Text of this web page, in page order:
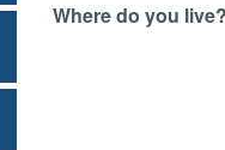
Where do you live?